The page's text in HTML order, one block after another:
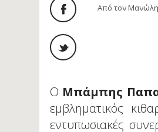
Από τον Μανώλη
Ο Μπάμπης
εμβληματικός
εντυπωσιακές